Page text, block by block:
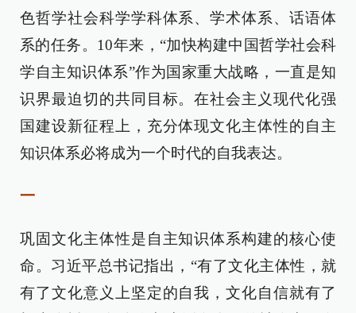
色哲学社会科学学科体系、学术体系、话语体
系的任务。10年来，“加快构建中国哲学社会科
学自主知识体系”作为国家重大战略，一直是知
识界最迫切的共同目标。在社会主义现代化强
国建设新征程上，充分体现文化主体性的自主
知识体系必将成为一个时代的自我表达。
一
巩固文化主体性是自主知识体系构建的核心使
命。习近平总书记指出，“有了文化主体性，就
有了文化意义上坚定的自我，文化自信就有了